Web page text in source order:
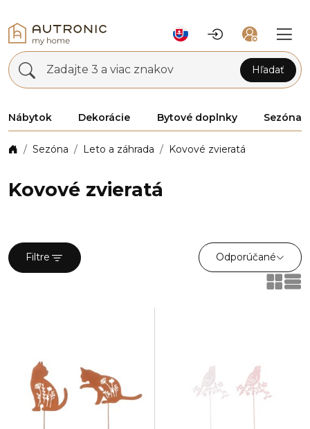
Zadajte 3 a viac znakov Hľadať
Nábytok Dekorácie Bytové doplnky Sezóna
Sezóna Leto a záhrada Kovové zvieratá
Kovové zvieratá
Filtre Odporúčané